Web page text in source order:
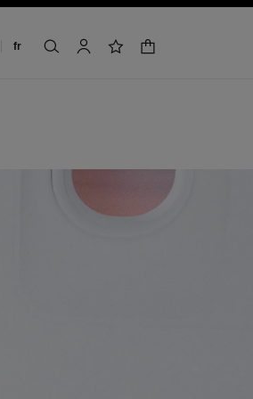
fr
recherchermon compteliste de souhaits
panier